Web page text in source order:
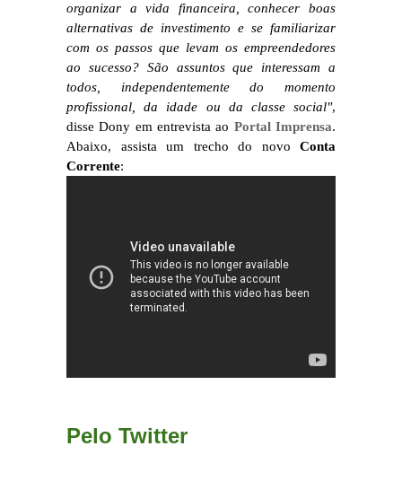
organizar a vida financeira, conhecer boas
alternativas de investimento e se familiarizar
com os passos que levam os empreendedores
ao sucesso? São assuntos que interessam a
todos, independentemente do momento
profissional, da idade ou da classe social",
disse Dony em entrevista ao Portal Imprensa.
Abaixo, assista um trecho do novo Conta
Corrente:
Pelo Twitter